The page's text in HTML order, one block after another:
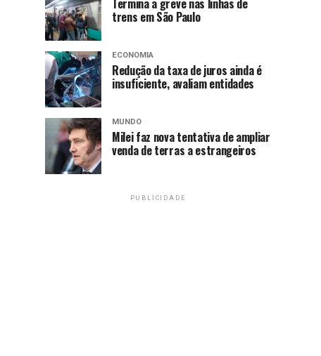
Termina a greve nas linhas de
trens em São Paulo
ECONOMIA
Redução da taxa de juros ainda é
insuficiente, avaliam entidades
MUNDO
Milei faz nova tentativa de ampliar
venda de terras a estrangeiros
PUBLICIDADE